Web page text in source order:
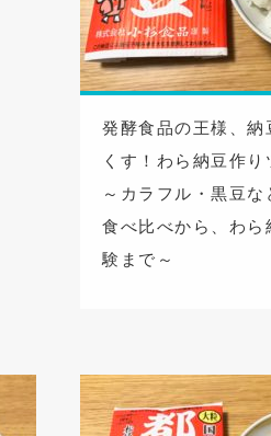
発酵食品の王様、納
くす！わら納豆作り
～カラフル・黒豆な
食べ比べから、わら
験まで～